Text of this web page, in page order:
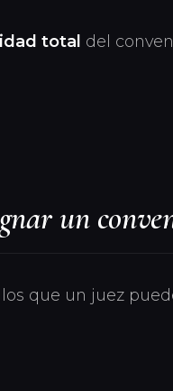
total del
un
que un juez